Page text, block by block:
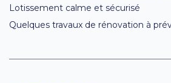
Lotissement calme et sécurisé
Quelques travaux de rénovation à